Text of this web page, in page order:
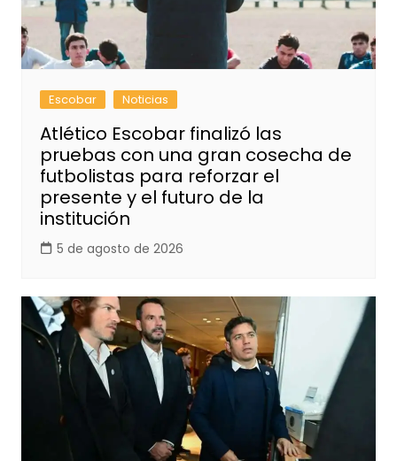
Escobar Noticias
Atlético Escobar finalizó las
pruebas con una gran cosecha de
futbolistas para reforzar el
presente y el futuro de la
institución
5 de agosto de 2026